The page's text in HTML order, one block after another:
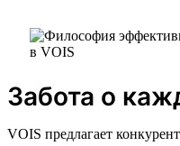
Забота о
VOIS предлагает